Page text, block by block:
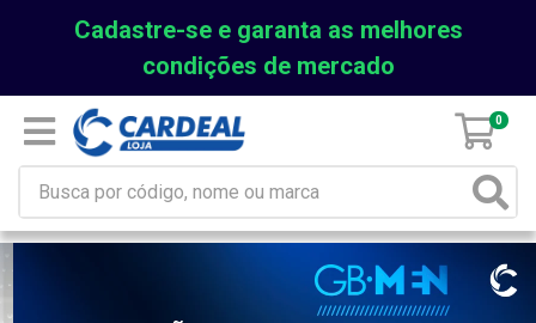
Cadastre-se e garanta as melhores
condições de mercado
0